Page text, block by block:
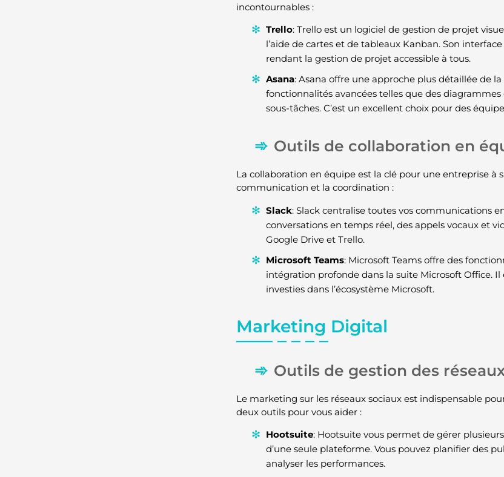
incontournables :
Trello: Trello est un logiciel de gestion de projet
l’aide de cartes et de tableaux Kanban. Son
rendant la gestion de projet accessible à tous.
Asana: Asana offre une approche plus détaillée de
fonctionnalités avancées telles que des
sous-tâches. C’est un excellent choix pour des
Outils de collaboration en
La collaboration en équipe est la clé pour une entreprise à
communication et la coordination :
Slack: Slack centralise toutes vos communications
conversations en temps réel, des appels vocaux et
Google Drive et Trello.
Microsoft Teams: Microsoft Teams offre des
intégration profonde dans la suite Microsoft Office.
investies dans l’écosystème Microsoft.
Marketing Digital
Outils de gestion des
Le marketing sur les réseaux sociaux est indispensable
deux outils pour vous aider :
Hootsuite: Hootsuite vous permet de gérer
d’une seule plateforme. Vous pouvez planifier des
analyser les performances.